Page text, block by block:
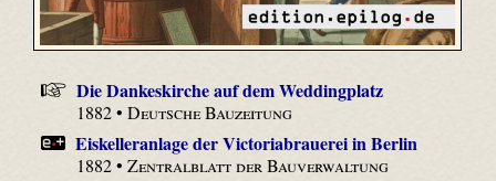
Die Dankeskirche auf dem Weddingplatz
1882 •Deutsche Bauzeitung
Eiskelleranlage der Victoriabrauerei in Berlin
1882 •Zentralblatt der Bauverwaltung